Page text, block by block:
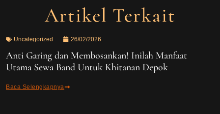
Artikel Terkait
Uncategorized 26/02/2026
Anti Garing dan Membosankan! Inilah Manfaat
Utama Sewa Band Untuk Khitanan Depok
Baca Selengkapnya